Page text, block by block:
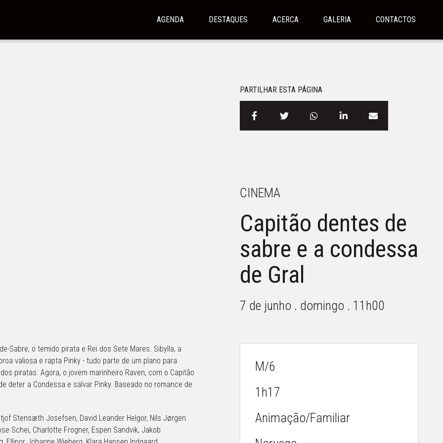
AGENDA DESTAQUES ACERCA GALERIA CONTACTOS
PARTILHAR ESTA PÁGINA
CINEMA
Capitão dentes de
sabre e a condessa
de Gral
7 de junho . domingo . 11h00
Sabre, o temido pirata e Rei dos Sete Mares. Sibylla, a
valiosa e rapta Pinky - tudo parte de um plano para
piratas. Agora, o jovem marinheiro Raven, com o Capitão
deter a Condessa e salvar Pinky. Baseado no romance de
Stensæth Josefsen, David Leander Helgor, Nils Jørgen
Schei, Charlotte Frogner, Espen Sandvik, Jakob
M/6
1h17
Animação/Familiar